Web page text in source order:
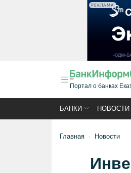
РЕКЛАМА
Портал о банках
БАНКИ НОВОСТИ
Главная Новости